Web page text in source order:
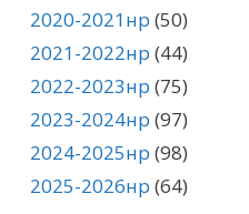
2020-2021нр (50)
2021-2022нр (44)
2022-2023нр (75)
2023-2024нр (97)
2024-2025нр (98)
2025-2026нр (64)